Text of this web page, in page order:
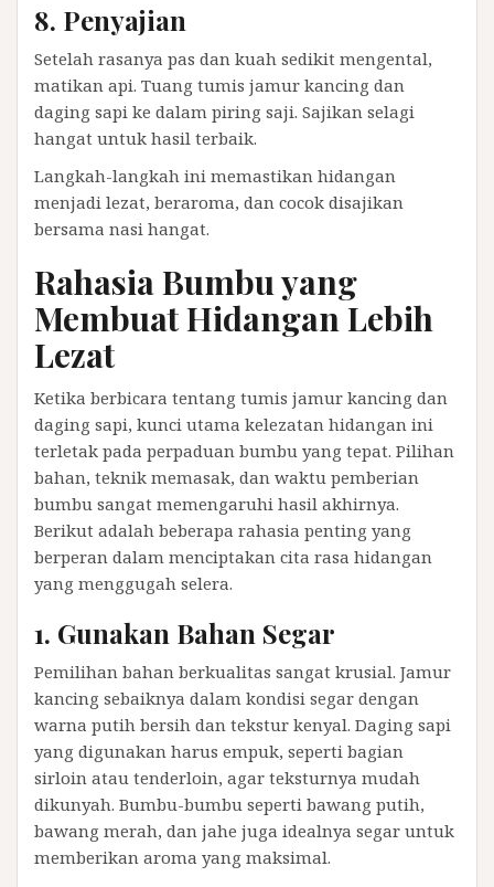
8. Penyajian
Setelah rasanya pas dan kuah sedikit mengental,
matikan api. Tuang tumis jamur kancing dan
daging sapi ke dalam piring saji. Sajikan selagi
hangat untuk hasil terbaik.
Langkah-langkah ini memastikan hidangan
menjadi lezat, beraroma, dan cocok disajikan
bersama nasi hangat.
Rahasia Bumbu yang
Membuat Hidangan Lebih
Lezat
Ketika berbicara tentang tumis jamur kancing dan
daging sapi, kunci utama kelezatan hidangan ini
terletak pada perpaduan bumbu yang tepat. Pilihan
bahan, teknik memasak, dan waktu pemberian
bumbu sangat memengaruhi hasil akhirnya.
Berikut adalah beberapa rahasia penting yang
berperan dalam menciptakan cita rasa hidangan
yang menggugah selera.
1. Gunakan Bahan Segar
Pemilihan bahan berkualitas sangat krusial. Jamur
kancing sebaiknya dalam kondisi segar dengan
warna putih bersih dan tekstur kenyal. Daging sapi
yang digunakan harus empuk, seperti bagian
sirloin atau tenderloin, agar teksturnya mudah
dikunyah. Bumbu-bumbu seperti bawang putih,
bawang merah, dan jahe juga idealnya segar untuk
memberikan aroma yang maksimal.